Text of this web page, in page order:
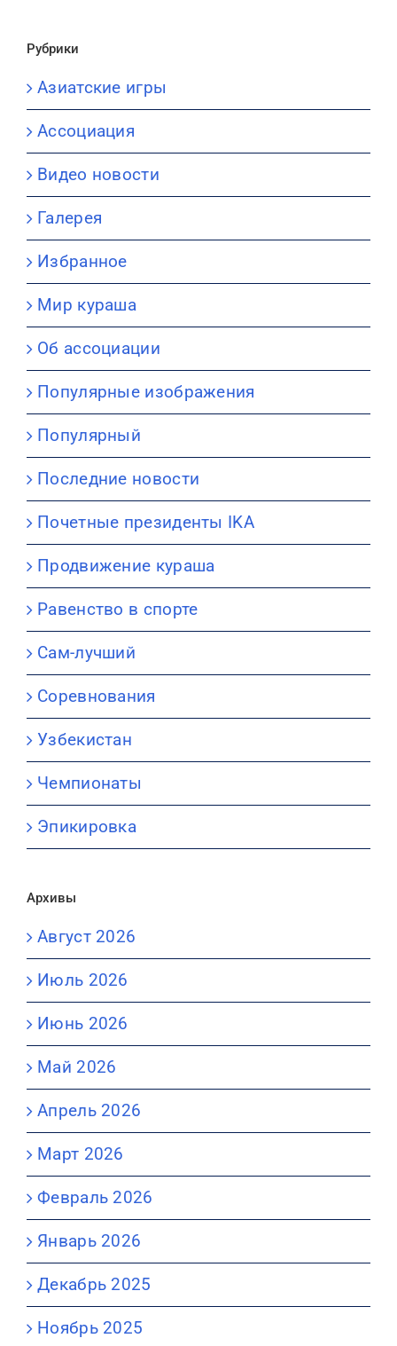
Рубрики
Азиатские игры
Ассоциация
Видео новости
Галерея
Избранное
Мир кураша
Об ассоциации
Популярные изображения
Популярный
Последние новости
Почетные президенты IKA
Продвижение кураша
Равенство в спорте
Сам-лучший
Соревнования
Узбекистан
Чемпионаты
Эпикировка
Архивы
Август 2026
Июль 2026
Июнь 2026
Май 2026
Апрель 2026
Март 2026
Февраль 2026
Январь 2026
Декабрь 2025
Ноябрь 2025